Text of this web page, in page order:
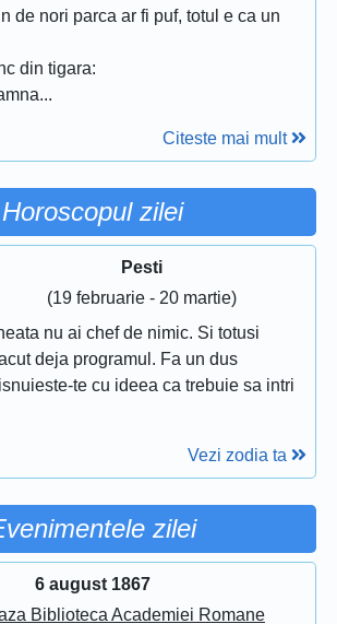
de nori parca ar fi puf, totul e ca un
din tigara:
Citeste mai mult
Horoscopul zilei
Pesti
(19 februarie - 20 martie)
nu ai chef de nimic. Si totusi
deja programul. Fa un dus
te cu ideea ca trebuie sa intri
Vezi zodia ta
zilei
6 august 1867
Biblioteca Academiei Romane